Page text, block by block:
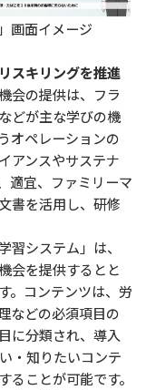
画面イメージ
スキリングを推進
会の提供は、フラ
どが主な学びの機
オペレーションの
アンスやサステナ
適宜、ファミリーマ
書を活用し、研修
システム」は、
会を提供するとと
。コンテンツは、労
などの必須項目の
に分類され、導入
・知りたいコンテ
ことが可能です。